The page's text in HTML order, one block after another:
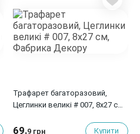
Трафарет багаторазовий,
Цеглинки великі # 007, 8x27 см,
69.9 грн Купити